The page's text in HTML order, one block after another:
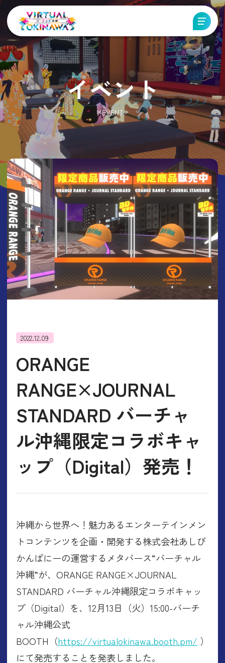
イベント
EVENT
2022.12.09
ORANGE
RANGE×JOURNAL
STANDARD バーチャ
ル沖縄限定コラボキャ
ップ（Digital）発売！
沖縄から世界へ！魅力あるエンターテインメン
トコンテンツを企画・開発する株式会社あしび
かんぱにーの運営するメタバース“バーチャル
沖縄”が、ORANGE RANGE×JOURNAL
STANDARD バーチャル沖縄限定コラボキャッ
プ（Digital）を、12月13日（火）15:00-バーチ
ャル沖縄公式
BOOTH（https://virtualokinawa.booth.pm/ ）
にて発売することを発表しました。